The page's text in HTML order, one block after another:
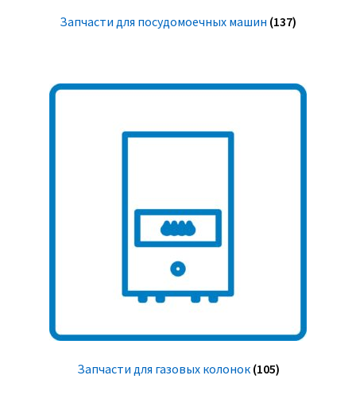
Запчасти для посудомоечных машин (137)
Запчасти для газовых колонок (105)